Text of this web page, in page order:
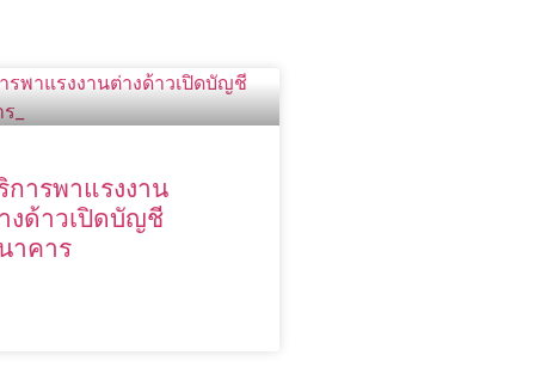
การพาแรงงาน
งด้าวเปิดบัญชี
าคาร